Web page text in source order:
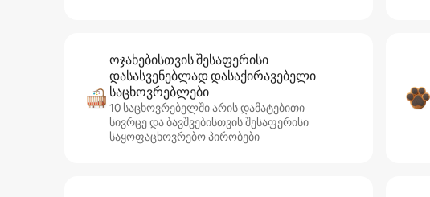
ოჯახებისთვის შესაფერისი
დასასვენებლად დასაქირავებელი
საცხოვრებლები
10 საცხოვრებელში არის დამატებითი
სივრცე და ბავშვებისთვის შესაფერისი
საყოფაცხოვრებო პირობები